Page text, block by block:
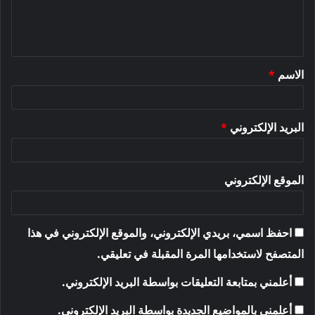
*
الاسم *
البريد الإلكتروني *
الموقع الإلكتروني
احفظ اسمي، بريدي الإلكتروني، والموقع الإلكتروني في هذا
المتصفح لاستخدامها المرة المقبلة في تعليقي.
أعلمني بمتابعة التعليقات بواسطة البريد الإلكتروني.
أعلمني بالمواضيع الجديدة بواسطة البريد الإلكتروني.